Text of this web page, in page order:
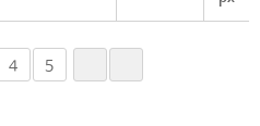
4 5